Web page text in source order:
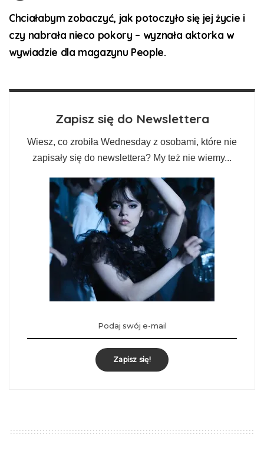
Chciałabym zobaczyć, jak potoczyło się jej życie i
czy nabrała nieco pokory – wyznała aktorka w
wywiadzie dla magazynu People.
Zapisz się do Newslettera
Wiesz, co zrobiła Wednesday z osobami, które nie
zapisały się do newslettera? My też nie wiemy...
Zapisz się!